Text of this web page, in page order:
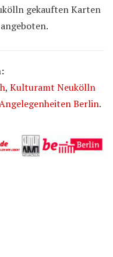
gekauften Karten
, Kulturamt Neukölln
Berlin.